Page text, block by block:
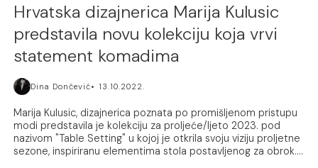
Hrvatska dizajnerica Marija Kulusic
predstavila novu kolekciju koja vrvi
statement komadima
Dina Dončević 13.10.2022.
Marija Kulusic, dizajnerica poznata po promišljenom pristupu
modi predstavila je kolekciju za proljeće/ljeto 2023. pod
nazivom "Table Setting" u kojoj je otkrila svoju viziju proljetne
sezone, inspiriranu elementima stola postavljenog za obrok....